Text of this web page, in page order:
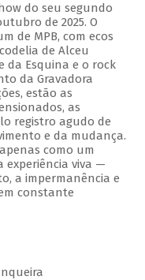
do seu segundo
de 2025. O
de MPB, com ecos
de Alceu
da Esquina e o rock
da Gravadora
estão as
as
registro agudo de
e da mudança.
como um
experiência viva —
a impermanência e
constante